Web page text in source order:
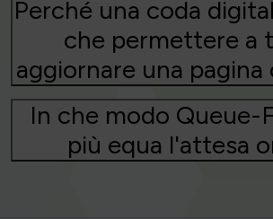
Perché una coda
che permettere a
aggiornare una pagina
In che modo Queue-
più equa l'attesa